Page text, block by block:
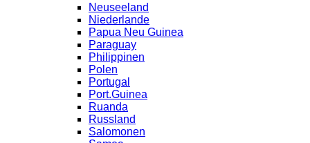
Neuseeland
Niederlande
Papua Neu Guinea
Paraguay
Philippinen
Polen
Portugal
Port.Guinea
Ruanda
Russland
Salomonen